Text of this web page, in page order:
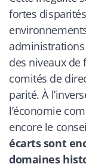
fortes
des niveaux de
comités de
parité. À
l’économie
encore le
écarts sont
domaines